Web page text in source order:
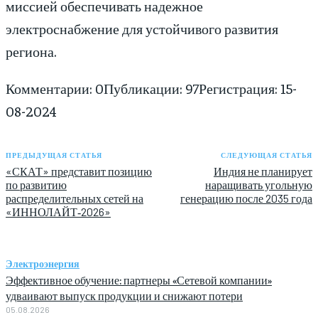
миссией обеспечивать надежное
электроснабжение для устойчивого развития
региона.
Комментарии: 0Публикации: 97Регистрация: 15-
08-2024
ПРЕДЫДУЩАЯ СТАТЬЯ
«СКАТ» представит позицию
по развитию
распределительных сетей на
«ИННОЛАЙТ‑2026»
СЛЕДУЮЩАЯ СТАТЬЯ
Индия не планирует
наращивать угольную
генерацию после 2035 года
Электроэнергия
Эффективное обучение: партнеры «Сетевой компании»
удваивают выпуск продукции и снижают потери
05.08.2026